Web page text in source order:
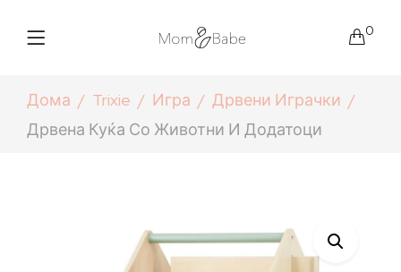
0
Дома Trixie Игра
Дрвени Играчки
Дрвена Куќа Со Животни И Додатоци